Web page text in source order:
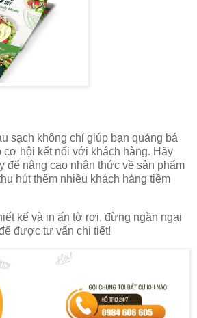
sạch không chỉ giúp bạn quảng bá
cơ hội kết nối với khách hàng. Hãy
để nâng cao nhận thức về sản phẩm
hút thêm nhiều khách hàng tiềm
kế và in ấn tờ rơi, đừng ngần ngại
được tư vấn chi tiết!